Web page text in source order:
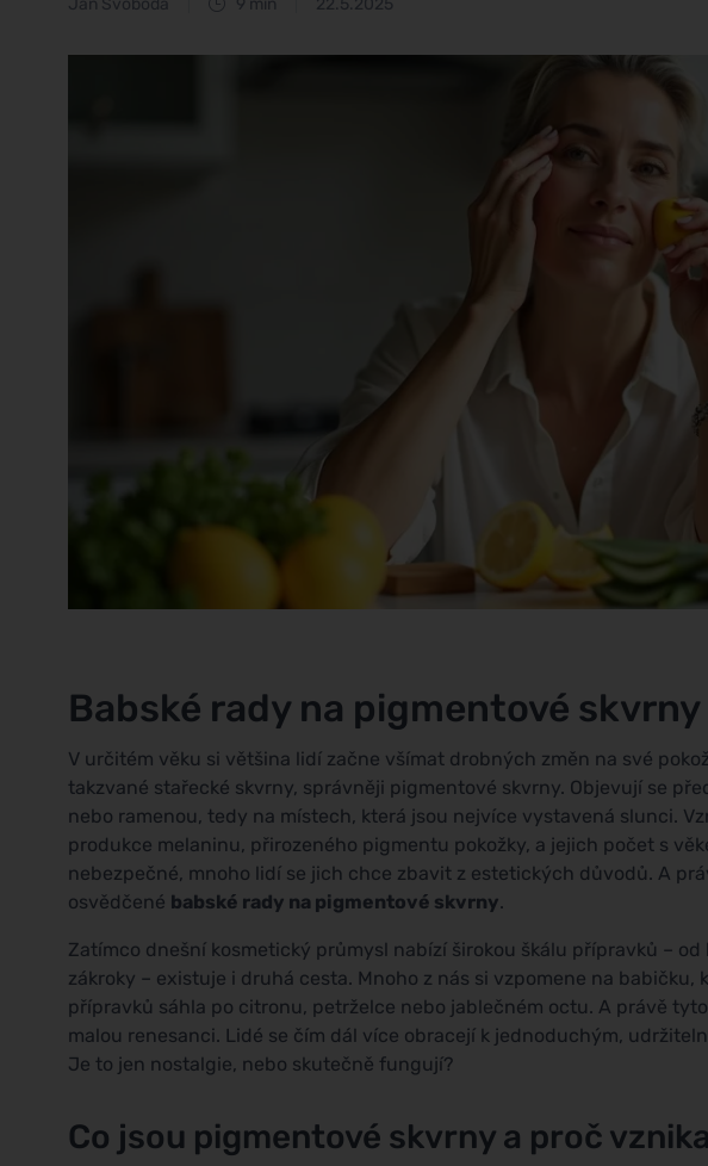
Babské rady na pigmentové skvrny
V určitém věku si většina lidí začne všímat drobných změn na své
takzvané stařecké skvrny, správněji pigmentové skvrny. Objevují se
nebo ramenou, tedy na místech, která jsou nejvíce vystavená slunci.
produkce melaninu, přirozeného pigmentu pokožky, a jejich počet s
nebezpečné, mnoho lidí se jich chce zbavit z estetických důvodů. A
osvědčené babské rady na pigmentové skvrny.
Zatímco dnešní kosmetický průmysl nabízí širokou škálu přípravků –
zákroky – existuje i druhá cesta. Mnoho z nás si vzpomene na
přípravků sáhla po citronu, petrželce nebo jablečném octu. A právě
malou renesanci. Lidé se čím dál více obracejí k jednoduchým,
Je to jen nostalgie, nebo skutečně fungují?
Co jsou pigmentové skvrny a proč